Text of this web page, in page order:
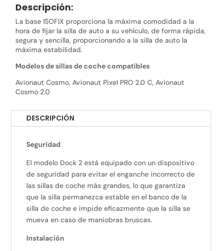
Descripción:
La base ISOFIX proporciona la máxima comodidad a la
hora de fijar la silla de auto a su vehículo, de forma rápida,
segura y sencilla, proporcionando a la silla de auto la
máxima estabilidad.
Modelos de sillas de coche compatibles
Avionaut Cosmo, Avionaut Pixel PRO 2.0 C, Avionaut
Cosmo 2.0
DESCRIPCIÓN
Seguridad
El modelo Dock 2 está equipado con un dispositivo
de seguridad para evitar el enganche incorrecto de
las sillas de coche más grandes, lo que garantiza
que la silla permanezca estable en el banco de la
silla de coche e impide eficazmente que la silla se
mueva en caso de maniobras bruscas.
Instalación